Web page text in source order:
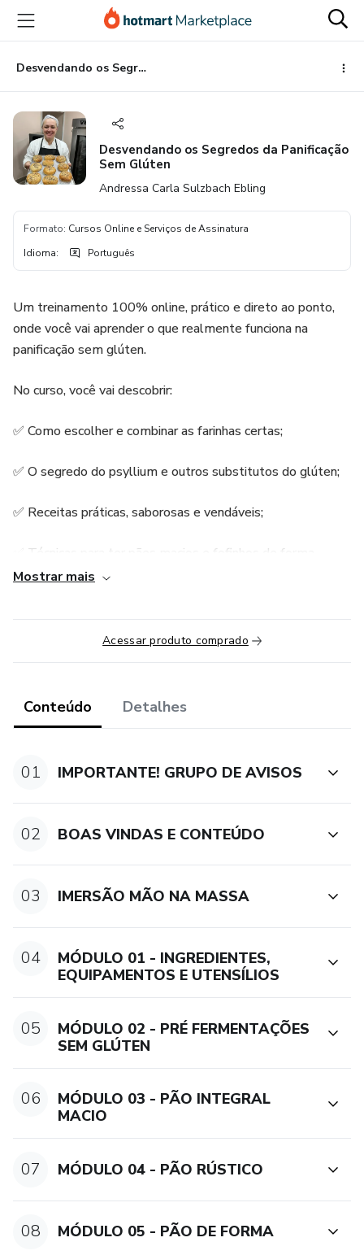
para
conteúdo
principal
para
pagamento
para
rodapé
Desvendando os Segredos da Panificação Sem Glúten
Desvendando os Segredos da Panificação
Sem Glúten
Andressa Carla Sulzbach Ebling
Formato: Cursos Online e Serviços de Assinatura
Idioma: Português
Um treinamento 100% online, prático e direto ao ponto,
onde você vai aprender o que realmente funciona na
panificação sem glúten.
No curso, você vai descobrir:
✅ Como escolher e combinar as farinhas certas;
✅ O segredo do psyllium e outros substitutos do glúten;
✅ Receitas práticas, saborosas e vendáveis;
✅ Técnicas para ter pães macios e fofinhos de forma
consistente;
✅ Como transformar essa habilidade em uma nova fonte
Mostrar mais
Acessar produto comprado
Conteúdo Detalhes
01 IMPORTANTE! GRUPO DE AVISOS
02 BOAS VINDAS E CONTEÚDO
03 IMERSÃO MÃO NA MASSA
04
MÓDULO 01 - INGREDIENTES,
EQUIPAMENTOS E UTENSÍLIOS
05
MÓDULO 02 - PRÉ FERMENTAÇÕES
SEM GLÚTEN
06
MÓDULO 03 - PÃO INTEGRAL
MACIO
07 MÓDULO 04 - PÃO RÚSTICO
08 MÓDULO 05 - PÃO DE FORMA